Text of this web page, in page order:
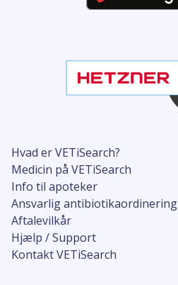
Hvad er VETiSearch?
Medicin på VETiSearch
Info til apoteker
Ansvarlig antibiotikaordinering
Aftalevilkår
Hjælp / Support
Kontakt VETiSearch